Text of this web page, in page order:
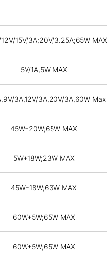
12V/15V/3A;20V/3.25A;65W MAX
5V/1A,5W MAX
3A,12V/3A,20V/3A,60W Max
45W+20W;65W MAX
5W+18W;23W MAX
45W+18W;63W MAX
60W+5W;65W MAX
60W+5W;65W MAX